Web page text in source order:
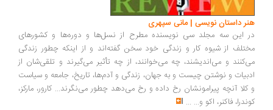
هنر داستان نویسی | مانی سپهری
در این سه مجلد سی نویسنده مطرح از نسل‌ها و دوره‌ها و کشورهای
مختلف از شیوه کار و زندگی خود سخن گفته‌اند و از اینکه چطور زندگی
می‌کنند و می‌اندیشند، چه می‌خوانند، از چه تأثیر می‌گیرند و تلقی‌شان از
ادبیات و نوشتن چیست و به جهان، زندگی و آدم‌ها، تاریخ، جامعه و سیاست
و کلا آنچه پیرامونشان رخ داده و رخ می‌دهد چطور می‌نگرند... کارور، مارکز،
کوندرا، فاکنر، اکو و... ...